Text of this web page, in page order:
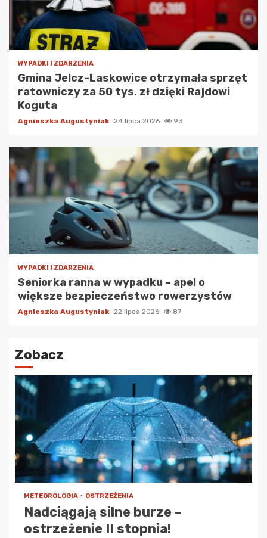
WYPADKI I ZDARZENIA
Gmina Jelcz-Laskowice otrzymała sprzęt
ratowniczy za 50 tys. zł dzięki Rajdowi
Koguta
Agnieszka Augustyniak 24 lipca 2026 93
WYPADKI I ZDARZENIA
Seniorka ranna w wypadku – apel o
większe bezpieczeństwo rowerzystów
Agnieszka Augustyniak 22 lipca 2026 87
Zobacz
METEOROLOGIA OSTRZEŻENIA
Nadciągają silne burze –
ostrzeżenie II stopnia!